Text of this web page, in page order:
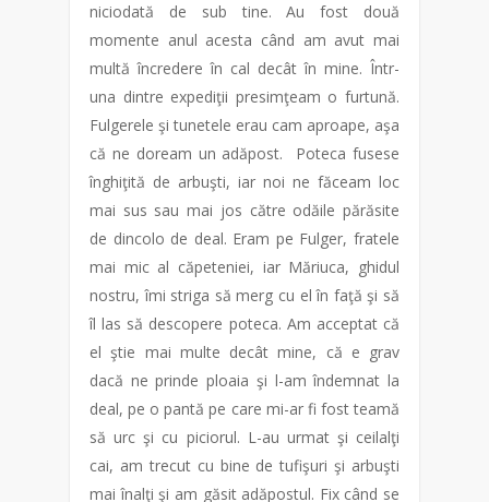
niciodată de sub tine. Au fost două
momente anul acesta când am avut mai
multă încredere în cal decât în mine. Într-
una dintre expediţii presimţeam o furtună.
Fulgerele şi tunetele erau cam aproape, aşa
că ne doream un adăpost. Poteca fusese
înghiţită de arbuşti, iar noi ne făceam loc
mai sus sau mai jos către odăile părăsite
de dincolo de deal. Eram pe Fulger, fratele
mai mic al căpeteniei, iar Măriuca, ghidul
nostru, îmi striga să merg cu el în faţă şi să
îl las să descopere poteca. Am acceptat că
el ştie mai multe decât mine, că e grav
dacă ne prinde ploaia şi l-am îndemnat la
deal, pe o pantă pe care mi-ar fi fost teamă
să urc şi cu piciorul. L-au urmat şi ceilalţi
cai, am trecut cu bine de tufişuri şi arbuşti
mai înalţi şi am găsit adăpostul. Fix când se